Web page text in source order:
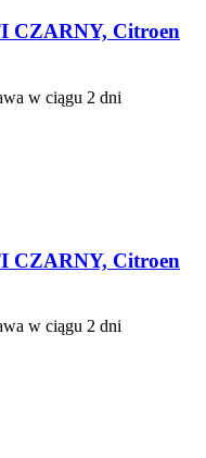
CZARNY, Citroen
w ciągu 2 dni
CZARNY, Citroen
w ciągu 2 dni